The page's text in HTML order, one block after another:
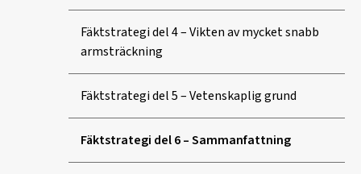
Fäktstrategi del 4 – Vikten av mycket snabb
armsträckning
Fäktstrategi del 5 – Vetenskaplig grund
Fäktstrategi del 6 – Sammanfattning